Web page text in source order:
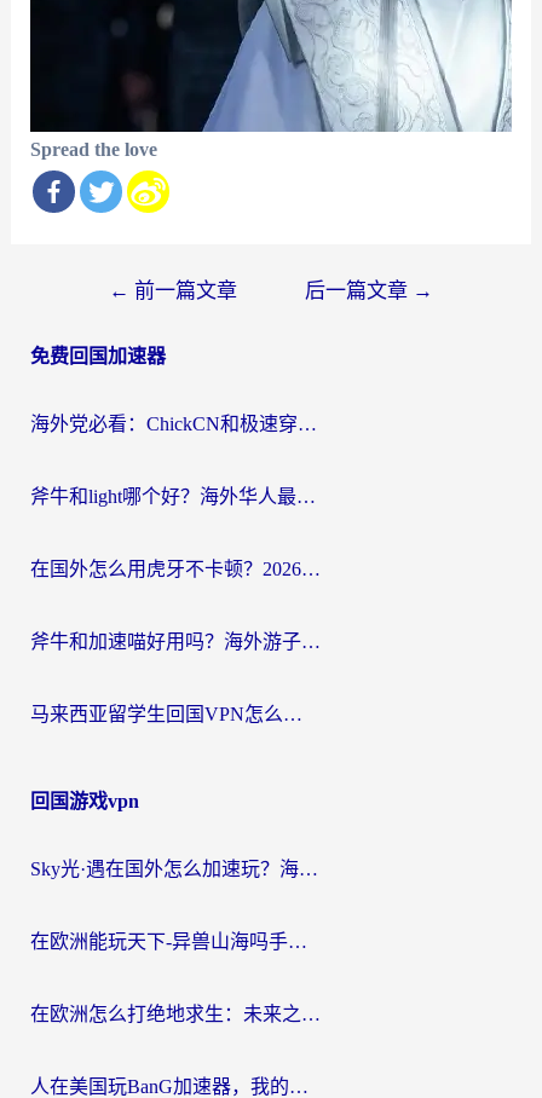
Spread the love
导
← 前一篇文章 后一篇文章 →
免费回国加速器
海外党必看：ChickCN和极速穿梭VPN好用吗？3招教你选对回国加速器无缝刷国内资源
斧牛和light哪个好？海外华人最关心的回国加速器选择难题，一篇讲透
在国外怎么用虎牙不卡顿？2026海外华人亲测有效的回国加速器选择指南
斧牛和加速喵好用吗？海外游子的真实选择困境
马来西亚留学生回国VPN怎么选？3个避坑点+1款实测好用的加速器推荐
回国游戏vpn
Sky光·遇在国外怎么加速玩？海外党亲测有效的国服游戏加速指南
在欧洲能玩天下-异兽山海吗手游？海外玩家的加速器生存指南
在欧洲怎么打绝地求生：未来之役不卡？留学生亲测的加速器避坑指南
人在美国玩BanG加速器，我的延迟终于绿了